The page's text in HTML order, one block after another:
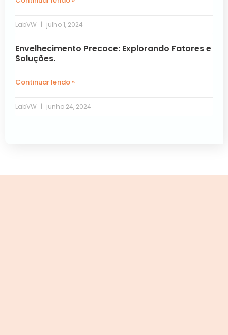
LabVW julho 1, 2024
Envelhecimento Precoce: Explorando Fatores e
Soluções.
Continuar lendo »
LabVW junho 24, 2024